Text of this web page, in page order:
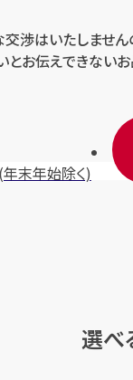
渉はいたしません
お伝えできないお
(年末年始除く)
選べ